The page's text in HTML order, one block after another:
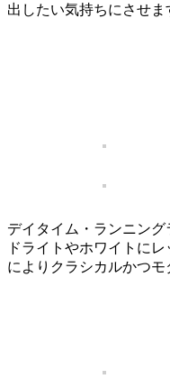
出したい気持ちにさせま
デイタイム・ランニン
ドライトやホワイトに
によりクラシカルかつモ